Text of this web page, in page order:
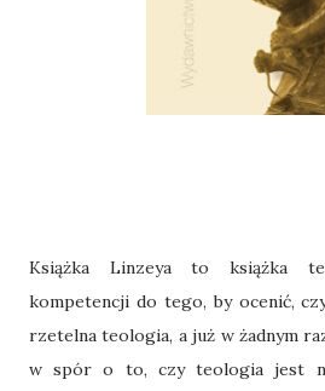
Książka Linzeya to książka
kompetencji do tego, by ocenić,
rzetelna teologia, a już w żadnym
w spór o to, czy teologia jest